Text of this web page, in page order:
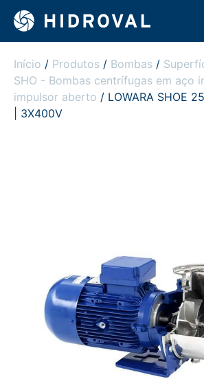
Início / Produtos / Bombas /
SHO - Bombas centrífugas em aço
impulsor aberto / LOWARA SHOE
| 3X400V